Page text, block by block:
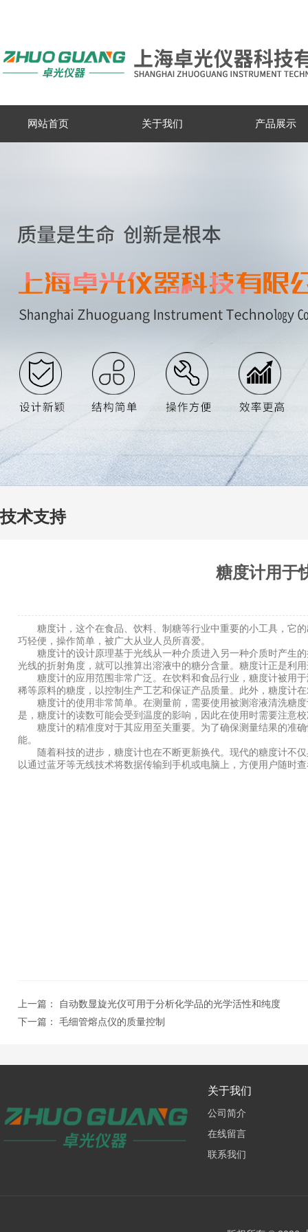
网站首页 关于我们 产品展示
技术支持
糖度计用于
糖度计，这个在食品、饮料、制糖等行业中重要的小工具，它的
巧轻便，操作简单，被广大从业人员所喜爱。
糖度计的设计原理基于光线从一种介质进入另一种介质时产生的
光线的折射角度，就可以推算出溶液中的糖分含量。糖度计正是利
糖度计的应用范围非常广泛。在饮料和食品行业，糖度计被用于
稀等原料的糖度，以控制生产工艺和保证产品质量。此外，糖度计
糖度计的使用非常简单。在测量前，需要使用被测溶液清洗糖度
是，糖度计的读数可能会受到温度的影响，因此在使用时需要注意
糖度计的精准度对于其应用至关重要。为了确保测量结果的准确
能。
随着科技的进步，糖度计也在不断更新换代。现代的糖度计不仅
以通过蓝牙等无线技术将数据传输到手机或电脑上，方便用户随时
上一篇：
自动数显旋光仪可用于分析化学品的光学活性和纯度
下一篇： 毛细管熔点仪的质量控制
关于我们
公司简介
在线留言
联系我们